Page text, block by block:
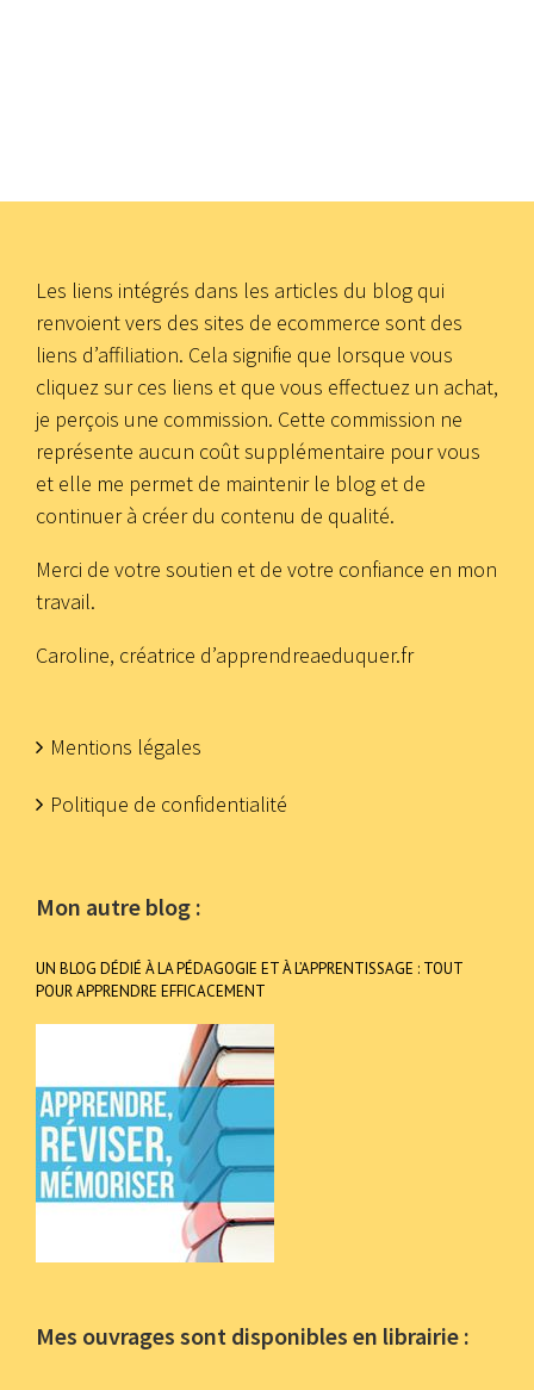
Les liens intégrés dans les articles du blog qui
renvoient vers des sites de ecommerce sont des
liens d’affiliation. Cela signifie que lorsque vous
cliquez sur ces liens et que vous effectuez un achat,
je perçois une commission. Cette commission ne
représente aucun coût supplémentaire pour vous
et elle me permet de maintenir le blog et de
continuer à créer du contenu de qualité.
Merci de votre soutien et de votre confiance en mon
travail.
Caroline, créatrice d’apprendreaeduquer.fr
Mentions légales
Politique de confidentialité
Mon autre blog :
UN BLOG DÉDIÉ À LA PÉDAGOGIE ET À L’APPRENTISSAGE : TOUT
POUR APPRENDRE EFFICACEMENT
Mes ouvrages sont disponibles en librairie :